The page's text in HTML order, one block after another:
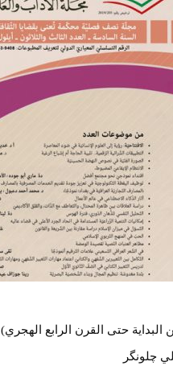
حتی القرن الرابع الهجري)
چلونگر